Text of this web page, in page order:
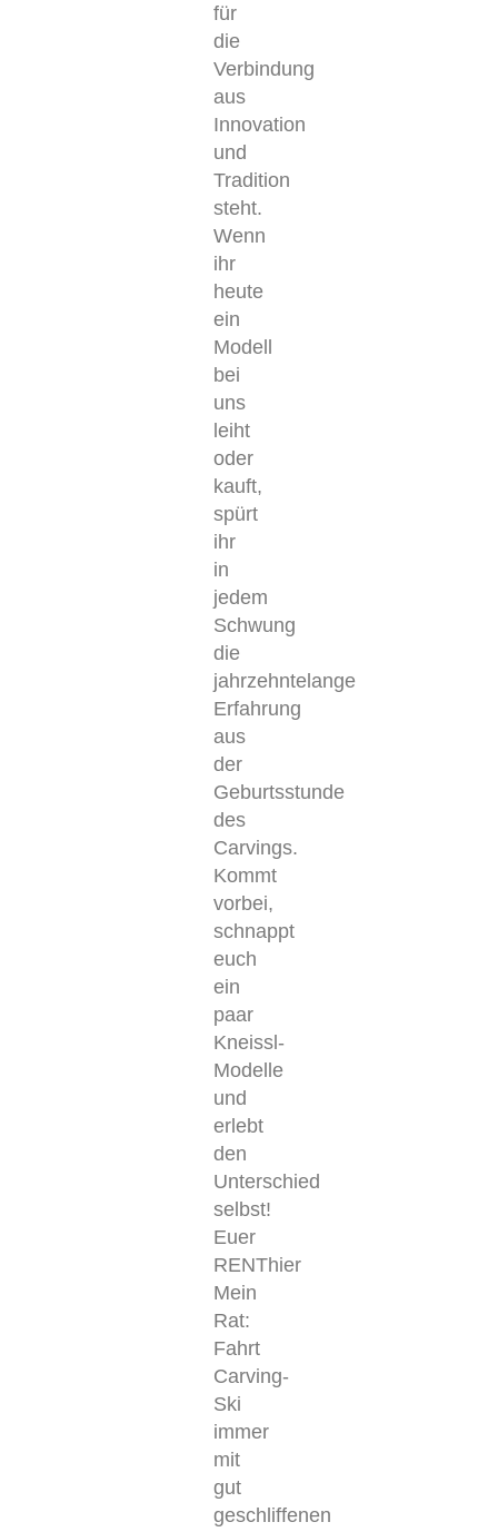
für
die
Verbindung
aus
Innovation
und
Tradition
steht.
Wenn
ihr
heute
ein
Modell
bei
uns
leiht
oder
kauft,
spürt
ihr
in
jedem
Schwung
die
jahrzehntelange
Erfahrung
aus
der
Geburtsstunde
des
Carvings.
Kommt
vorbei,
schnappt
euch
ein
paar
Kneissl-
Modelle
und
erlebt
den
Unterschied
selbst!
Euer
RENThier
Mein
Rat:
Fahrt
Carving-
Ski
immer
mit
gut
geschliffenen